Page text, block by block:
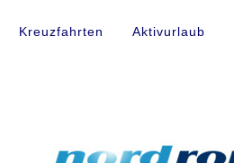
Kreuzfahrten Aktivurlaub